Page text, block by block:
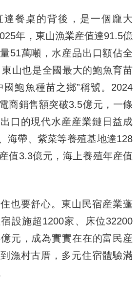
餐桌的背後，是一個龐大
年，東山漁業産值達91.5億
51萬噸，水産品出口額佔全
山也是全國最大的鮑魚育苗
國鮑魚種苗之鄉”稱號。2024
商銷售額突破3.5億元，一條
口的現代水産産業鏈日益成
海帶、紫菜等養殖基地達128
值3.3億元，海上養殖年産值
要舒心。東山民宿産業蓬
設施超1200家、床位32200
元，成為實實在在的富民産
漁村古厝，多元住宿體驗滿